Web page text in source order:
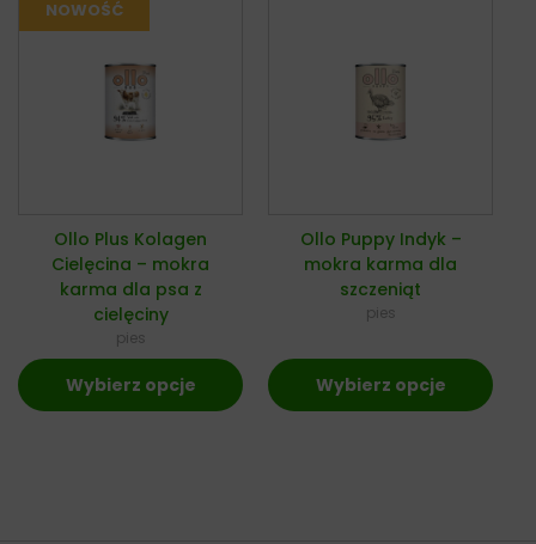
Ollo Plus Kolagen
Cielęcina – mokra
karma dla psa z
cielęciny
pies
Wybierz opcje
Ollo Puppy Indyk –
mokra karma dla
szczeniąt
pies
Wybierz opcje